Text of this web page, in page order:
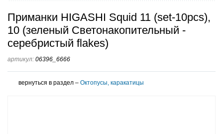
Приманки HIGASHI Squid 11 (set-10pcs),
10 (зеленый Светонакопительный -
серебристый flakes)
артикул: 06396_6666
вернуться в раздел – Октопусы, каракатицы